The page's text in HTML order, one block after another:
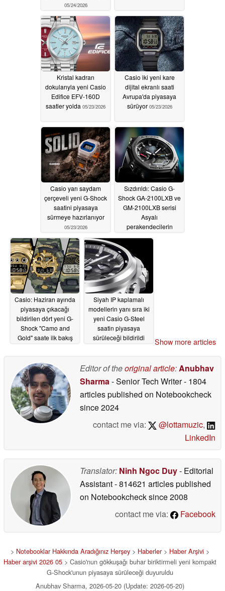
05/24/2026
Kristal kadran
dokularıyla yeni Casio
Edifice EFV-160D
saatler yolda 05/23/2026
Casio iki yeni kare
dijital ekranlı saati
Avrupa'da piyasaya
sürüyor 05/23/2026
Casio yarı saydam
çerçeveli yeni G-Shock
saatini piyasaya
sürmeye hazırlanıyor
05/23/2026
Sızdırıldı: Casio G-
Shock GA-2100LXB ve
GM-2100LXB serisi
Asyalı
perakendecilerin
Casio: Haziran ayında
piyasaya çıkacağı
bildirilen dört yeni G-
Shock "Camo and
Gold" saate ilk bakış
Siyah IP kaplamalı
modellerin yanı sıra iki
yeni Casio G-Steel
saatin piyasaya
sürüleceği bildirildi
Show more articles
Editor of theoriginal article:Anubhav
Sharma- Senior Tech Writer- 1804
articles published on Notebookcheck
since 2024
contact me via:
@lottamuzic,
LinkedIn
Translator: Ninh Ngoc Duy- Editorial
Assistant- 814621 articles published
on Notebookchecksince 2008
contact me via:
Facebook
> Notebooklar Hakkında Aradığınız Herşey > Haberler> Haber Arşivi >
Haber arşivi 2026 05 > Casio'nun gökkuşağı buhar biriktirmeli yeni kompakt
G-Shock'unun piyasaya sürüleceği duyuruldu
Anubhav Sharma, 2026-05-20 (Update: 2026-05-20)